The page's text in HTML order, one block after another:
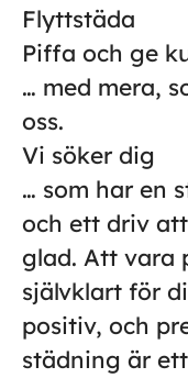
Flyttstäda
Piffa och ge
… med mera,
oss.
Vi söker dig
… som har en
och ett driv
glad. Att vara
självklart för
positiv, och
städning är